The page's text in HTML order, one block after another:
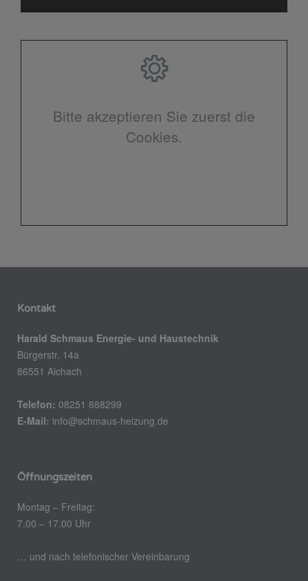
Bitte akzeptieren Sie zuerst die
Cookies.
Kontakt
Harald Schmaus Energie- und Haustechnik
Bürgerstr. 14a
86551 Aichach
Telefon: 08251 888299
E-Mail: info@schmaus-heizung.de
Öffnungszeiten
Montag – Freitag:
7.00 – 17.00 Uhr
… und nach telefonischer Vereinbarung